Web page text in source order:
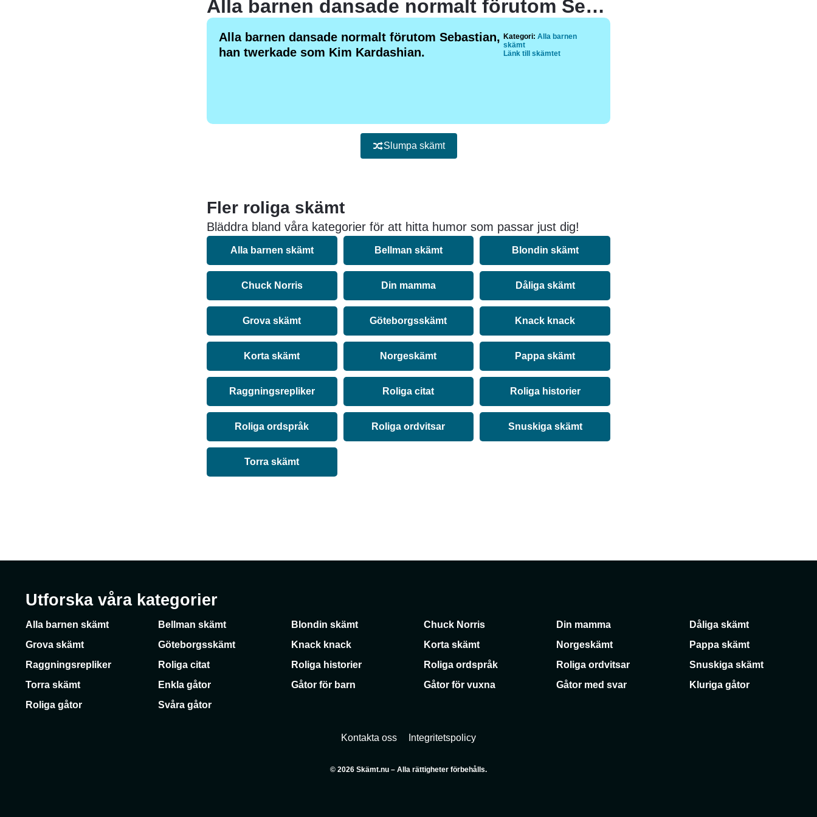
Alla barnen dansade normalt förutom Sebastian, han twerkade som Kim Kardashian.
Alla barnen dansade normalt förutom Sebastian,
han twerkade som Kim Kardashian.
Kategori: Alla barnen
skämt
Länk till skämtet
Slumpa skämt
Fler roliga skämt
Bläddra bland våra kategorier för att hitta humor som passar just dig!
Alla barnen skämt Bellman skämt Blondin skämt
Chuck Norris Din mamma Dåliga skämt
Grova skämt Göteborgsskämt Knack knack
Korta skämt Norgeskämt Pappa skämt
Raggningsrepliker Roliga citat Roliga historier
Roliga ordspråk Roliga ordvitsar Snuskiga skämt
Torra skämt
Utforska våra kategorier
Alla barnen skämt Bellman skämt Blondin skämt Chuck Norris Din mamma
Dåliga skämt
Grova skämt
Göteborgsskämt Knack knack Korta skämt Norgeskämt
Pappa skämt
Raggningsrepliker
Roliga citat Roliga historier Roliga ordspråk Roliga ordvitsar
Snuskiga skämt
Torra skämt
Enkla gåtor Gåtor för barn Gåtor för vuxna Gåtor med svar
Kluriga gåtor
Roliga gåtor
Svåra gåtor
Kontakta oss Integritetspolicy
© 2026 Skämt.nu – Alla rättigheter förbehålls.